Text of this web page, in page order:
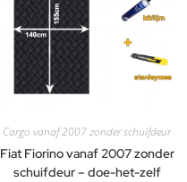
Cargo vanaf 2007 zonder schuifdeur
Fiat Fiorino vanaf 2007 zonder
schuifdeur – doe-het-zelf